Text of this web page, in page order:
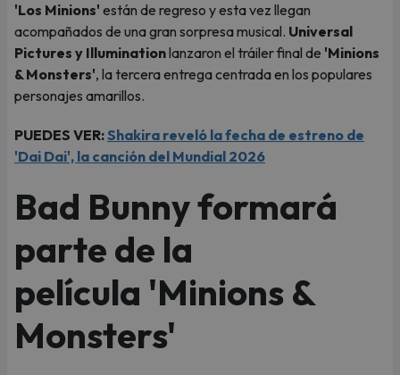
'Los Minions' están de regreso y esta vez llegan
acompañados de una gran sorpresa musical. Universal
Pictures y Illuminationlanzaron el tráiler final de 'Minions
& Monsters', la tercera entrega centrada en los populares
personajes amarillos.
PUEDES VER:Shakira reveló la fecha de estreno de
'Dai Dai', la canción del Mundial 2026
Bad Bunny formará
parte de la
película 'Minions &
Monsters'